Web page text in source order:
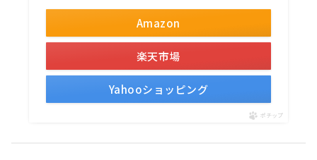
Amazon
楽天市場
Yahooショッピング
ポチップ